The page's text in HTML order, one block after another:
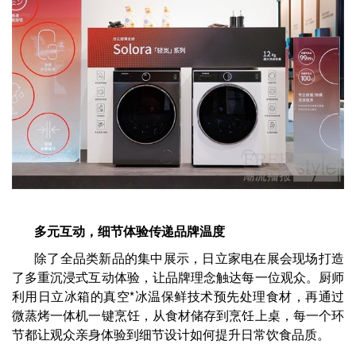
多元互动，细节体验传递品牌温度
除了全品类新品的集中展示，日立家电在展会现场打造
了多重沉浸式互动体验，让品牌理念触达每一位观众。厨师
利用日立冰箱的真空*冰温保鲜技术预先处理食材，再通过
微蒸烤一体机一键烹饪，从食材储存到烹饪上桌，每一个环
节都让观众亲身体验到细节设计如何提升日常饮食品质。